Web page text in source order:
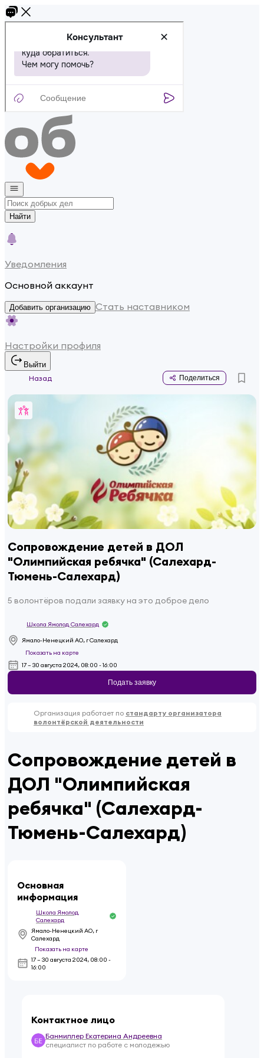
Найти
Уведомления
Основной аккаунт
Добавить организацию Стать наставником
Настройки профиля
Выйти
Назад
Поделиться
Сопровождение детей в ДОЛ
"Олимпийская ребячка" (Салехард-
Тюмень-Салехард)
5 волонтёров подали заявку на это доброе дело
Школа Ямолод. Салехард
Ямало-Ненецкий АО, г Салехард
Показать на карте
17 – 30 августа 2024, 08:00 - 16:00
Подать заявку
Организация работает по стандарту организатора
волонтёрской деятельности
Сопровождение детей в
ДОЛ "Олимпийская
ребячка" (Салехард-
Тюмень-Салехард)
Основная
информация
Школа Ямолод.
Салехард
Ямало-Ненецкий АО, г
Салехард
Показать на карте
17 – 30 августа 2024, 08:00 -
16:00
Контактное лицо
Банмиллер Екатерина Андреевна
специалист по работе с молодежью